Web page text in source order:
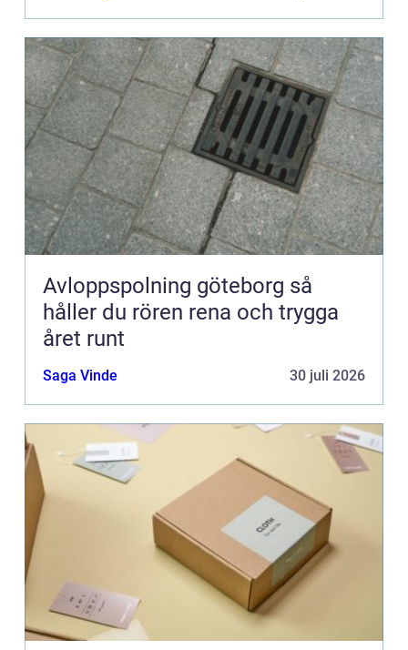
Avloppspolning göteborg så
håller du rören rena och trygga
året runt
Saga Vinde 30 juli 2026